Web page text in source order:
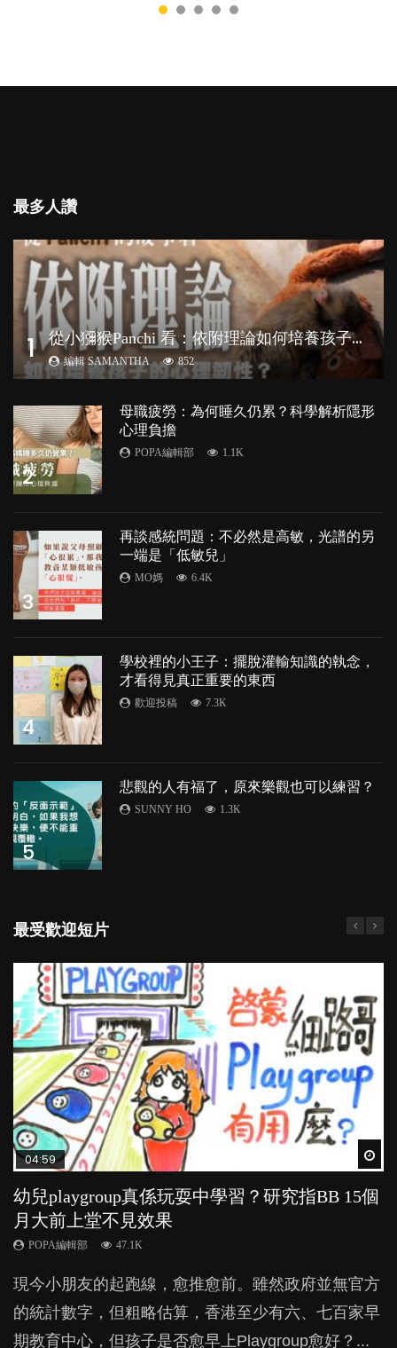
最多人讚
1 從
小獼猴Panchi 看：依附理論如何培養孩子心理韌性？
編輯 SAMANTHA 852
2
母職疲勞：為何睡久仍累？科學解析隱形
心理負擔
POPA編輯部 1.1K
3
再談感統問題：不必然是高敏，光譜的另
一端是「低敏兒」
MO媽 6.4K
4
學校裡的小王子：擺脫灌輸知識的執念，
才看得見真正重要的東西
歡迎投稿 7.3K
5
悲觀的人有福了，原來樂觀也可以練習？
SUNNY HO 1.3K
最受歡迎短片
04:59
幼兒playgroup真係玩耍中學習？研究指BB 15個
月大前上堂不見效果
POPA編輯部 47.1K
現今小朋友的起跑線，愈推愈前。雖然政府並無官方
的統計數字，但粗略估算，香港至少有六、七百家早
期教育中心，但孩子是否愈早上Playgroup愈好？...
03:39
幼稚園遊戲課 如何刺激幼兒自發學習取代獎勵
與懲罰？
POPA編輯部 33.1K
由美國學者所創的 tools of the mind 課程，學生以遊
戲方式學習，學術能力和自制能力亦明顯比其他小朋
友優勝，到底這課程有何特別之處？...
03:02
老公患產後憂鬱症對BB的影響
POPA編輯部 15.9K
鬱，影響日常生活，嚴重的甚至會有自殺，或傷害小
朋友的念頭。但為何爸爸患上產後抑鬱往往難以察
04:06
全職好？在職好？｜全職媽媽與在職媽媽的壓
力與價值
POPA編輯部 25.8K
許多媽媽心底可能都有一刻掙扎過：究竟全職好，還
是在職好。雖說每個家庭都有自己的獨特狀況和考慮
因素，但原來全職和在職媽媽所養育的子女其實都各
03:41
BB口腔期乜都放入口，父母該制止還是放手？
POPA編輯部 25.5K
成吮手指的習慣，大個就很難戒，但原來一刀切阻止
他們放東西入口，隨時會影響孩子的身心發展？...